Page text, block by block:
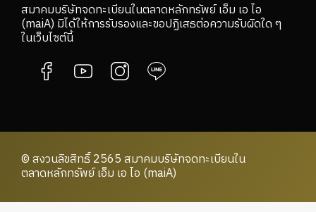
สมาคมบริษัทจดทะเบียนในตลาดหลักทรัพย์ เอ็ม เอ ไอ
(maiA) มิได้ให้การรับรองและขอปฏิเสธต่อความรับผิดใด ๆ
ในเว็บไซต์นี้
© สงวนลิขสิทธิ์ 2565 สมาคมบริษัทจดทะเบียนใน
ตลาดหลักทรัพย์ เอ็ม เอ ไอ (maiA)